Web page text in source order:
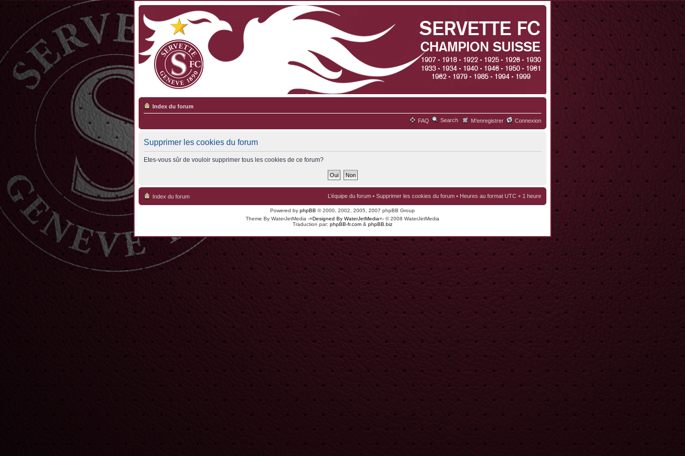
Index du forum
FAQ Search M’enregistrer Connexion
Supprimer les cookies du forum
Etes-vous sûr de vouloir supprimer tous les cookies de ce forum?
Index du forum L’équipe du forum • Supprimer les cookies du forum • Heures au format UTC + 1 heure
Powered by phpBB © 2000, 2002, 2005, 2007 phpBB Group
Theme By WaterJetMedia -=Designed By WaterJetMedia=- © 2008 WaterJetMedia
Traduction par: phpBB-fr.com & phpBB.biz